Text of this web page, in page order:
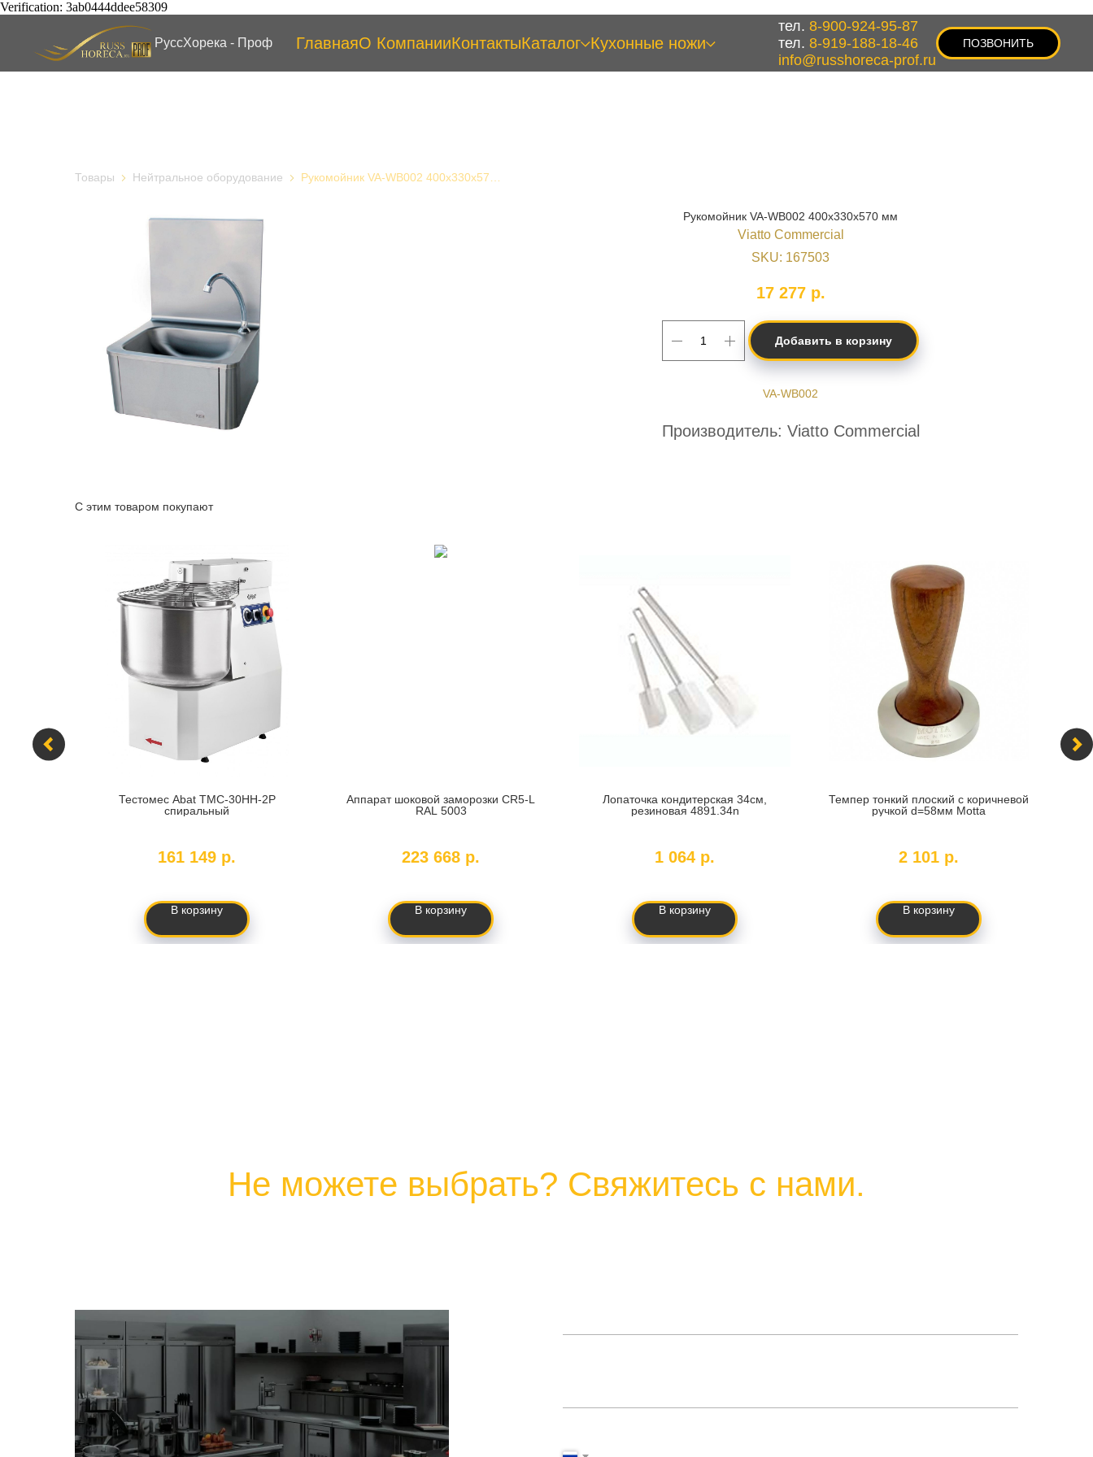
Verification: 3ab0444ddee58309
РуссХорека - Проф ГлавнаяО КомпанииКонтактыКаталог Кухонные ножи
тел. 8-900-924-95-87
тел. 8-919-188-18-46
info@russhoreca-prof.ru
ПОЗВОНИТЬ
Товары Нейтральное оборудование
Рукомойник VA-WB002 400x330x570 мм
Viatto Commercial
SKU: 167503
17 277 р.
Добавить в корзину
VA-WB002
Производитель: Viatto Commercial
С этим товаром покупают
Тестомес Abat ТМС-30НН-2Р
спиральный
161 149 р.
В корзину
Аппарат шоковой заморозки CR5-L
RAL 5003
223 668 р.
В корзину
Лопаточка кондитерская 34см,
резиновая 4891.34n
1 064 р.
В корзину
Темпер тонкий плоский с коричневой
ручкой d=58мм Motta
2 101 р.
В корзину
Не можете выбрать? Свяжитесь с нами.